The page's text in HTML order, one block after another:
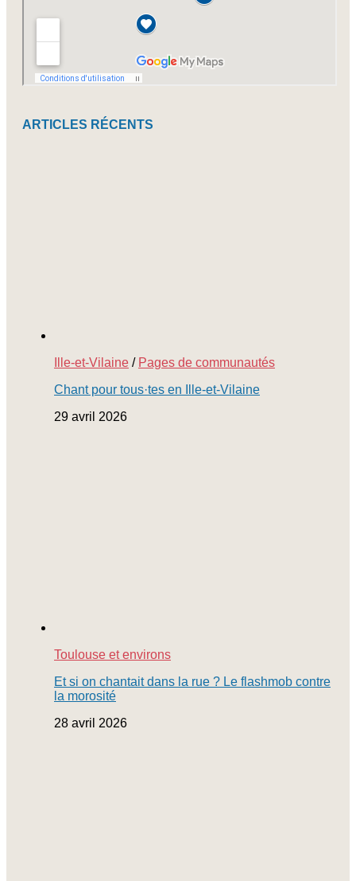
ARTICLES RÉCENTS
Ille-et-Vilaine / Pages de communautés
Chant pour tous·tes en Ille-et-Vilaine
29 avril 2026
Toulouse et environs
Et si on chantait dans la rue ? Le flashmob contre
la morosité
28 avril 2026